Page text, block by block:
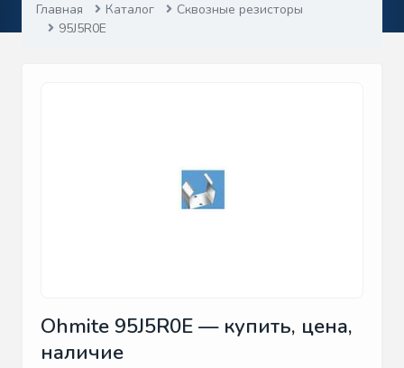
Главная Каталог
Сквозные резисторы
95J5R0E
Ohmite 95J5R0E — купить, цена,
наличие